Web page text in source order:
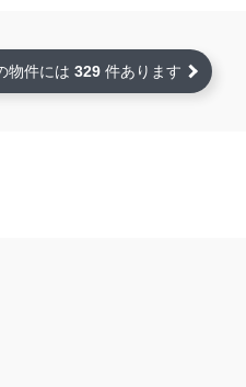
物件には 329 件あります